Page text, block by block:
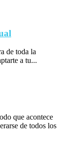
de toda la
a tu...
que acontece
de todos los